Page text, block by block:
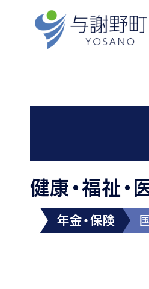
健康・福祉・
年金・保険